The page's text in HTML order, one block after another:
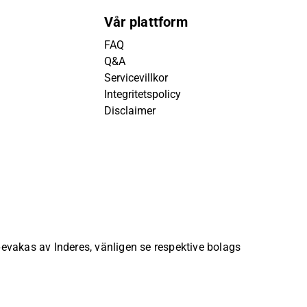
Vår plattform
FAQ
Q&A
Servicevillkor
Integritetspolicy
Disclaimer
av Inderes, vänligen se respektive bolags